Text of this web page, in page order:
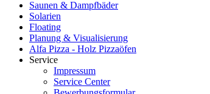
Saunen & Dampfbäder
Solarien
Floating
Planung & Visualisierung
Alfa Pizza - Holz Pizzaöfen
Service
Impressum
Service Center